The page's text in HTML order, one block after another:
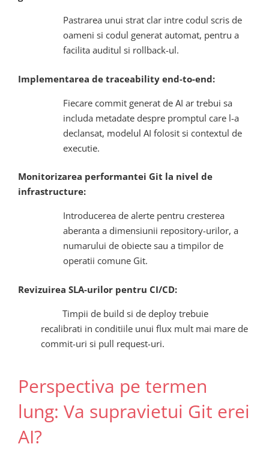
Pastrarea unui strat clar intre codul scris de
oameni si codul generat automat, pentru a
facilita auditul si rollback-ul.
Implementarea de traceability end-to-end:
Fiecare commit generat de AI ar trebui sa
includa metadate despre promptul care l-a
declansat, modelul AI folosit si contextul de
executie.
Monitorizarea performantei Git la nivel de
infrastructure:
Introducerea de alerte pentru cresterea
aberanta a dimensiunii repository-urilor, a
numarului de obiecte sau a timpilor de
operatii comune Git.
Revizuirea SLA-urilor pentru CI/CD:
Timpii de build si de deploy trebuie
recalibrati in conditiile unui flux mult mai mare de
commit-uri si pull request-uri.
Perspectiva pe termen
lung: Va supravietui Git erei
AI?